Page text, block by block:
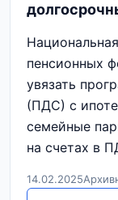
пенсионных
увязать
(ПДС) с
семейные
на счетах в
14.02.2025